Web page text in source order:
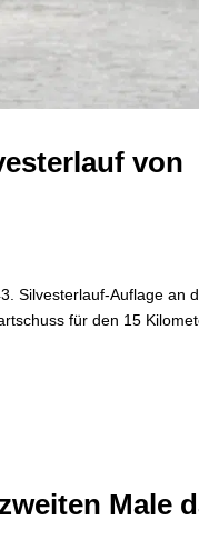
von
Silvesterlauf-Auflage an
für den 15
Male